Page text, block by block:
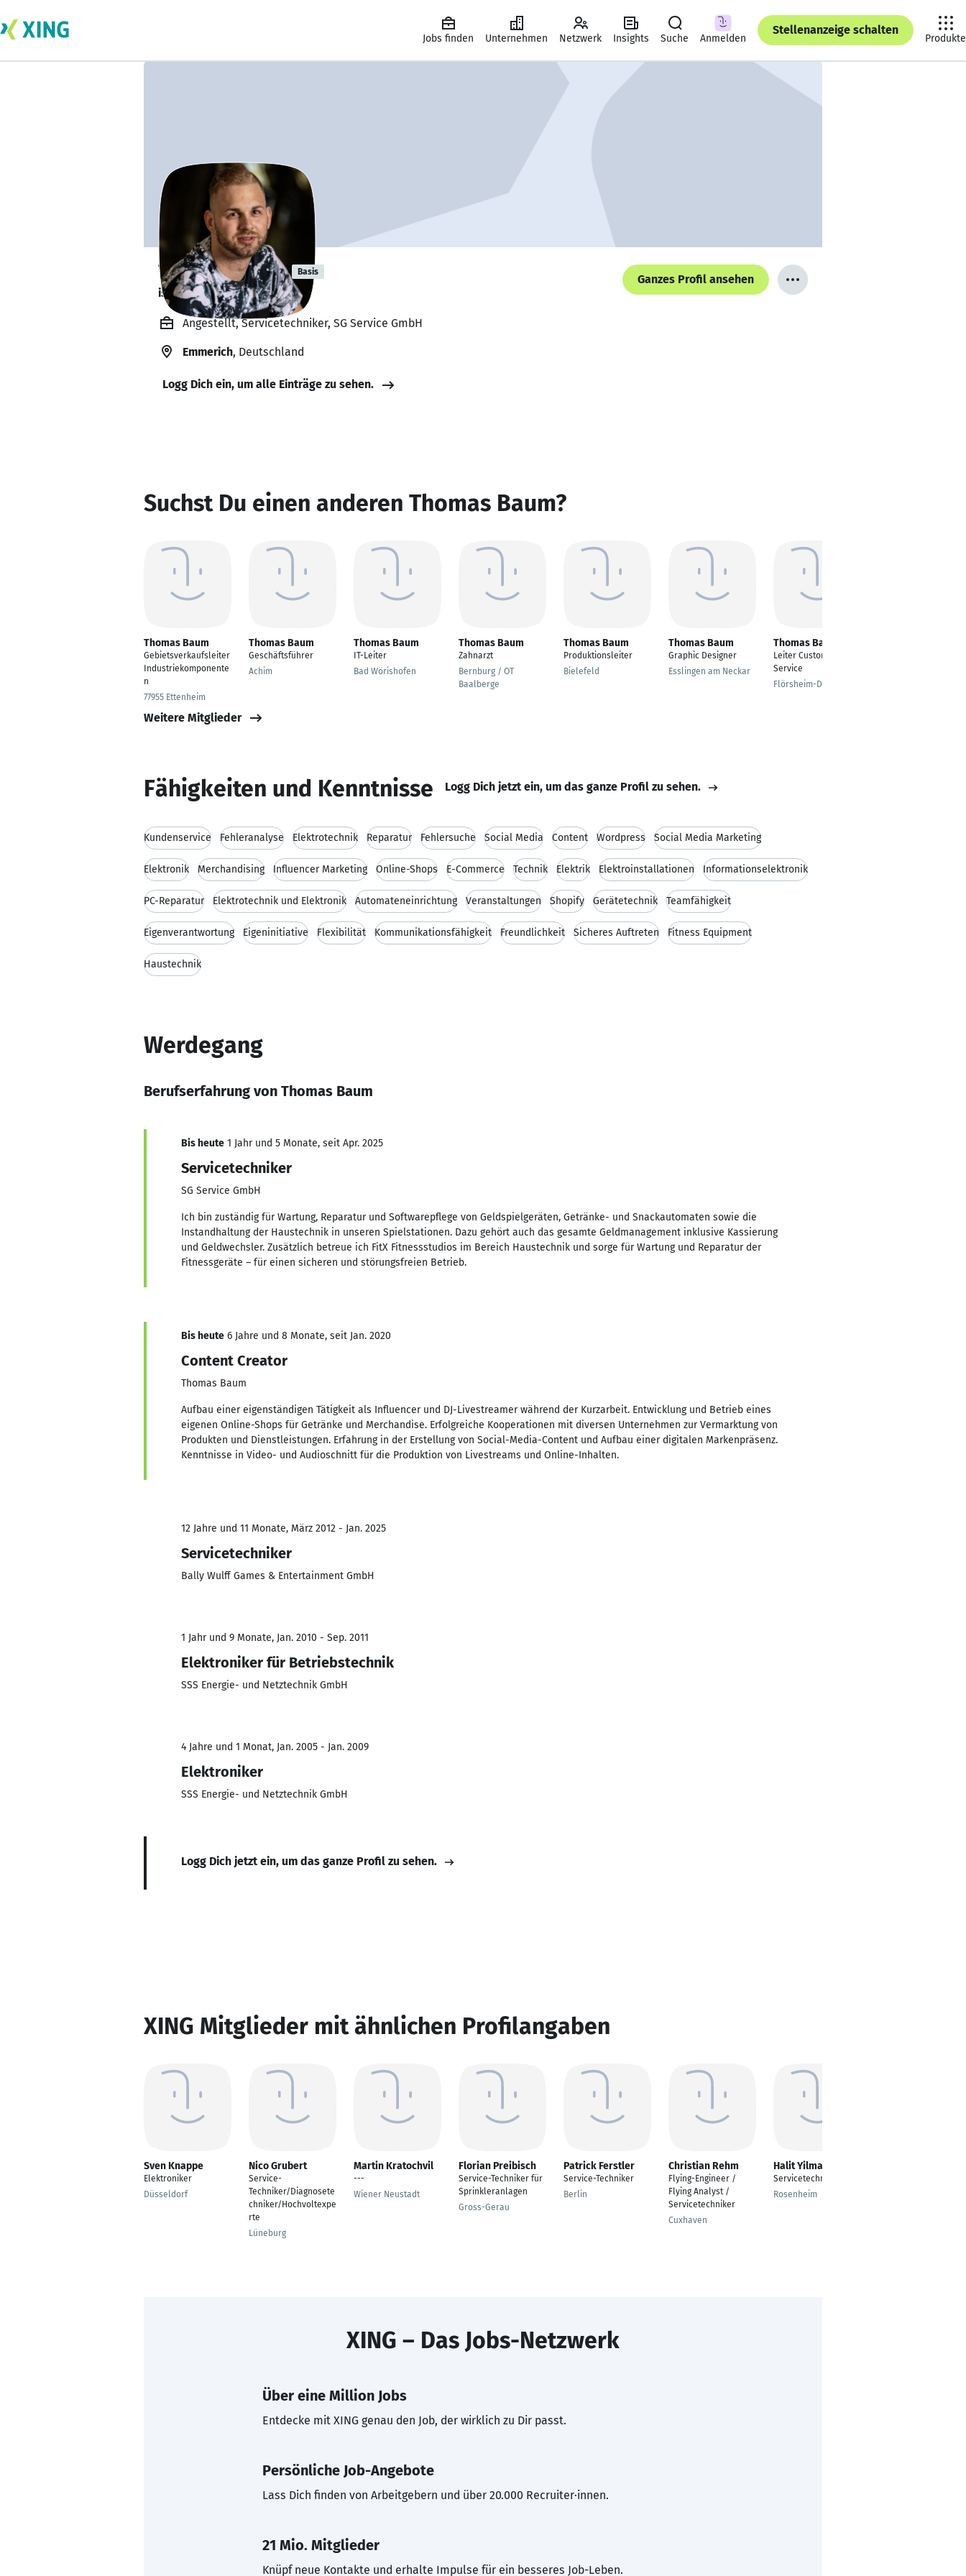
Jobs finden Unternehmen Netzwerk Insights Suche Anmelden
Stellenanzeige schalten
Produkte
Thomas Baum Basis
ist offen für Projekte. 🔎
Ganzes Profil ansehen
Angestellt, Servicetechniker, SG Service GmbH
Emmerich, Deutschland
Logg Dich ein, um alle Einträge zu sehen.
Suchst Du einen anderen Thomas Baum?
Thomas Baum
Gebietsverkaufsleiter
Industriekomponente
n
77955 Ettenheim
Thomas Baum
Geschäftsführer
Achim
Thomas Baum
IT-Leiter
Bad Wörishofen
Thomas Baum
Zahnarzt
Bernburg / OT
Baalberge
Thomas Baum
Produktionsleiter
Bielefeld
Thomas Baum
Graphic Designer
Esslingen am Neckar
Thomas Baum
Leiter Customer
Service
Flörsheim-Dalsheim
Weitere Mitglieder
Fähigkeiten und Kenntnisse Logg Dich jetzt ein, um das ganze Profil zu sehen.
Kundenservice Fehleranalyse Elektrotechnik Reparatur Fehlersuche Social Media Content Wordpress Social Media Marketing
Elektronik Merchandising Influencer Marketing Online-Shops E-Commerce Technik Elektrik Elektroinstallationen Informationselektronik
PC-Reparatur Elektrotechnik und Elektronik Automateneinrichtung Veranstaltungen Shopify Gerätetechnik Teamfähigkeit
Eigenverantwortung Eigeninitiative Flexibilität Kommunikationsfähigkeit Freundlichkeit Sicheres Auftreten Fitness Equipment
Haustechnik
Werdegang
Berufserfahrung von Thomas Baum
Bis heute 1 Jahr und 5 Monate, seit Apr. 2025
Servicetechniker
SG Service GmbH
Ich bin zuständig für Wartung, Reparatur und Softwarepflege von Geldspielgeräten, Getränke- und Snackautomaten sowie die
Instandhaltung der Haustechnik in unseren Spielstationen. Dazu gehört auch das gesamte Geldmanagement inklusive Kassierung
und Geldwechsler. Zusätzlich betreue ich FitX Fitnessstudios im Bereich Haustechnik und sorge für Wartung und Reparatur der
Fitnessgeräte – für einen sicheren und störungsfreien Betrieb.
Bis heute 6 Jahre und 8 Monate, seit Jan. 2020
Content Creator
Thomas Baum
Aufbau einer eigenständigen Tätigkeit als Influencer und DJ-Livestreamer während der Kurzarbeit. Entwicklung und Betrieb eines
eigenen Online-Shops für Getränke und Merchandise. Erfolgreiche Kooperationen mit diversen Unternehmen zur Vermarktung von
Produkten und Dienstleistungen. Erfahrung in der Erstellung von Social-Media-Content und Aufbau einer digitalen Markenpräsenz.
Kenntnisse in Video- und Audioschnitt für die Produktion von Livestreams und Online-Inhalten.
12 Jahre und 11 Monate, März 2012 - Jan. 2025
Servicetechniker
Bally Wulff Games & Entertainment GmbH
1 Jahr und 9 Monate, Jan. 2010 - Sep. 2011
Elektroniker für Betriebstechnik
SSS Energie- und Netztechnik GmbH
4 Jahre und 1 Monat, Jan. 2005 - Jan. 2009
Elektroniker
SSS Energie- und Netztechnik GmbH
Logg Dich jetzt ein, um das ganze Profil zu sehen.
XING Mitglieder mit ähnlichen Profilangaben
Sven Knappe
Elektroniker
Düsseldorf
Nico Grubert
Service-
Techniker/Diagnosete
chniker/Hochvoltexpe
rte
Lüneburg
Martin Kratochvil
---
Wiener Neustadt
Florian Preibisch
Service-Techniker für
Sprinkleranlagen
Gross-Gerau
Patrick Ferstler
Service-Techniker
Berlin
Christian Rehm
Flying-Engineer /
Flying Analyst /
Servicetechniker
Cuxhaven
Halit Yilmaz
Servicetechniker
Rosenheim
XING – Das Jobs-Netzwerk
Über eine Million Jobs
Entdecke mit XING genau den Job, der wirklich zu Dir passt.
Persönliche Job-Angebote
Lass Dich finden von Arbeitgebern und über 20.000 Recruiter·innen.
21 Mio. Mitglieder
Knüpf neue Kontakte und erhalte Impulse für ein besseres Job-Leben.